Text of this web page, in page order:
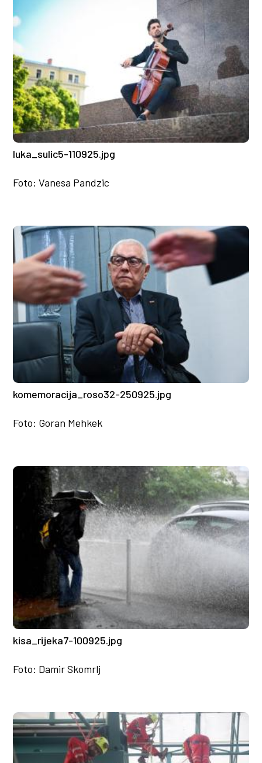
luka_sulic5-110925.jpg
Foto: Vanesa Pandzic
komemoracija_roso32-250925.jpg
Foto: Goran Mehkek
kisa_rijeka7-100925.jpg
Foto: Damir Skomrlj